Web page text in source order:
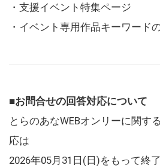
・支援イベント特集ページ
・イベント専用作品キーワード
■お問合せの回答対応について
とらのあなWEBオンリーに関す
応は
2026年05月31日(日)をもって終